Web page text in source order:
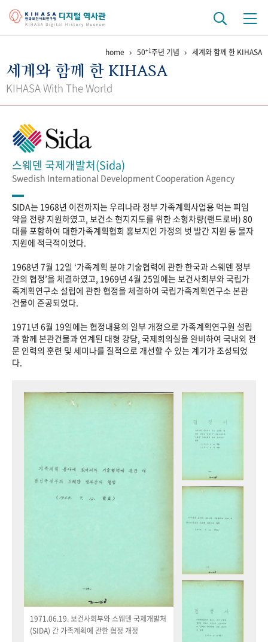
걸어온 길 기관 변천사 역대 기관장
정책과 연구 키워드로 보는 연구 역사
간행물 변천사
기록물 아카이브
사진 아카이브 문서 기록물 행정박물 영상 기록물
성과 50선 숫자로 보는 50년 50+1주년 광장
세계와 함께 한 KIHASA
VR 역사관
home 50+1주년 기념 세계와 함께 한 KIHASA
세계와 함께 한 KIHASA
KIHASA With The World
스웨덴 국제개발처(Sida)
Swedish International Development Cooperation Agency
SIDA는 1968년 이전까지는 우리나라 정부 가족계획사업용 먹는 피임
약을 전량 지원하였고, 보건소 현지지도를 위한 소형차량(랜드로버) 80
대를 포함하여 대한가족계획협회 홍보지인 가정의 벗 발간 지원 등 물자
지원에 적극적이었다.
1968년 7월 12일 ‘가족계획 분야 기술협력에 관한 한국과 스웨덴 정부
간의 협정’을 체결하였고, 1969년 4월 25일에는 보건사회부와 국립가
족계획연구소 설립에 관한 협정을 체결하여 국립가족계획연구소 본관
건물이 준공되었다.
1971년 6월 19일에는 협정내용의 일부 개정으로 가족계획연구원 설립
과 함께 본관건물과 연계된 대형 강당, 국제회의실을 완비하여 국내외 전
문 인력의 훈련 및 세미나를 질적으로 개선할 수 있는 계기가 조성되었
다.
1971.06.19. 보건사회부와 스웨덴 국제개발처
(SIDA) 간 가족계획에 관한 협정 개정